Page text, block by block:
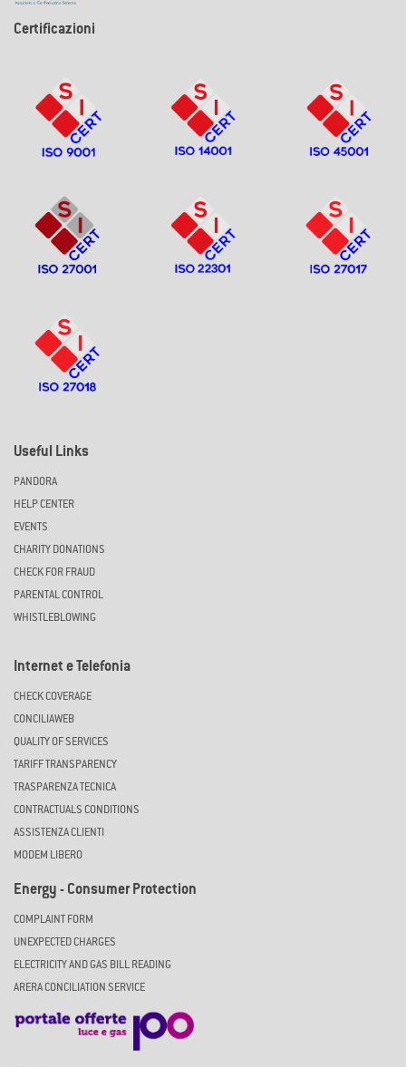
Certificazioni
Useful Links
PANDORA
HELP CENTER
EVENTS
CHARITY DONATIONS
CHECK FOR FRAUD
PARENTAL CONTROL
WHISTLEBLOWING
Internet e Telefonia
CHECK COVERAGE
CONCILIAWEB
QUALITY OF SERVICES
TARIFF TRANSPARENCY
TRASPARENZA TECNICA
CONTRACTUALS CONDITIONS
ASSISTENZA CLIENTI
MODEM LIBERO
Energy - Consumer Protection
COMPLAINT FORM
UNEXPECTED CHARGES
ELECTRICITY AND GAS BILL READING
ARERA CONCILIATION SERVICE